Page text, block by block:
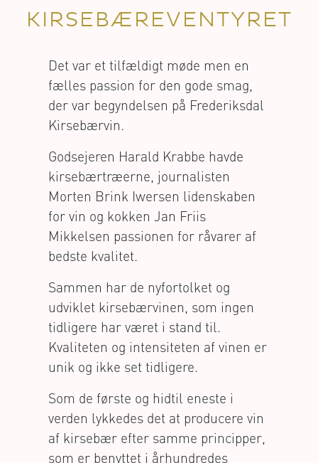
KIRSEBÆREVENTYRET
Det var et tilfældigt møde men en
fælles passion for den gode smag,
der var begyndelsen på Frederiksdal
Kirsebærvin.
Godsejeren Harald Krabbe havde
kirsebærtræerne, journalisten
Morten Brink Iwersen lidenskaben
for vin og kokken Jan Friis
Mikkelsen passionen for råvarer af
bedste kvalitet.
Sammen har de nyfortolket og
udviklet kirsebærvinen, som ingen
tidligere har været i stand til.
Kvaliteten og intensiteten af vinen er
unik og ikke set tidligere.
Som de første og hidtil eneste i
verden lykkedes det at producere vin
af kirsebær efter samme principper,
som er benyttet i århundredes